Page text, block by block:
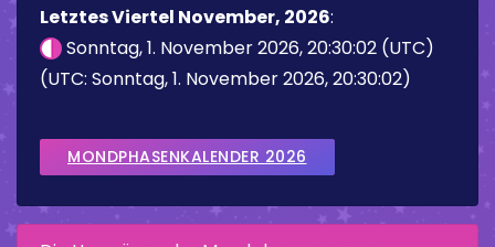
Letztes Viertel November, 2026:
Sonntag, 1. November 2026, 20:30:02 (UTC)
(UTC: Sonntag, 1. November 2026, 20:30:02)
MONDPHASENKALENDER 2026